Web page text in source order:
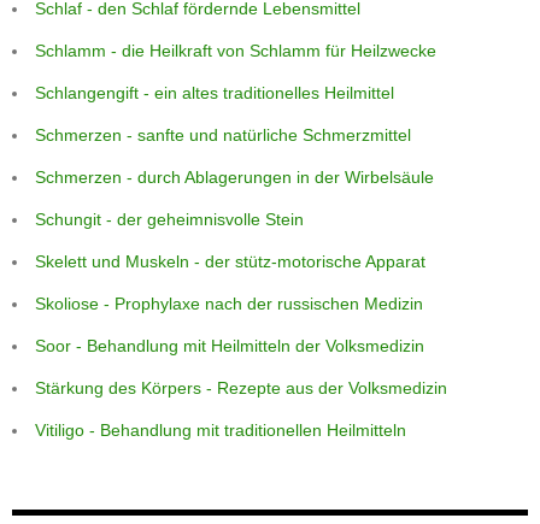
Schlaf - den Schlaf fördernde Lebensmittel
Schlamm - die Heilkraft von Schlamm für Heilzwecke
Schlangengift - ein altes traditionelles Heilmittel
Schmerzen - sanfte und natürliche Schmerzmittel
Schmerzen - durch Ablagerungen in der Wirbelsäule
Schungit - der geheimnisvolle Stein
Skelett und Muskeln - der stütz-motorische Apparat
Skoliose - Prophylaxe nach der russischen Medizin
Soor - Behandlung mit Heilmitteln der Volksmedizin
Stärkung des Körpers - Rezepte aus der Volksmedizin
Vitiligo - Behandlung mit traditionellen Heilmitteln